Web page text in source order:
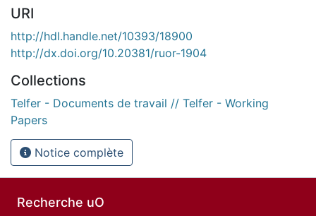
URI
http://hdl.handle.net/10393/18900
http://dx.doi.org/10.20381/ruor-1904
Collections
Telfer - Documents de travail // Telfer - Working
Papers
Notice complète
Recherche uO